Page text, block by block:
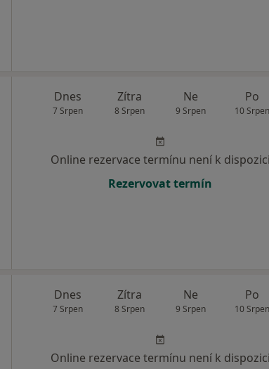
Dnes
7 Srpen
Zítra
8 Srpen
Ne
9 Srpen
Po
10 Srpen
Online rezervace termínu není k dispozici
Rezervovat termín
Dnes
7 Srpen
Zítra
8 Srpen
Ne
9 Srpen
Po
10 Srpen
Online rezervace termínu není k dispozici